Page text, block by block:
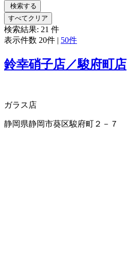
検索する
すべてクリア
検索結果: 21 件
表示件数 20件 | 50件
鈴幸硝子店／駿府町店
ガラス店
静岡県静岡市葵区駿府町２－７